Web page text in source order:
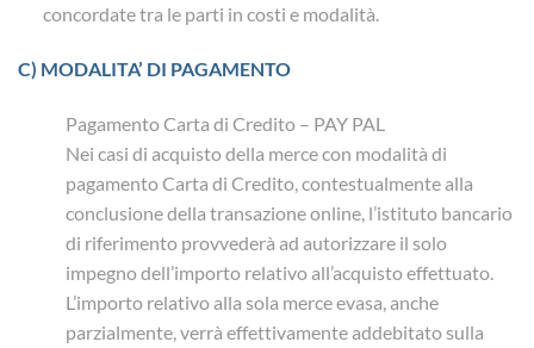
concordate tra le parti in costi e modalità.
C) MODALITA’ DI PAGAMENTO
Pagamento Carta di Credito – PAY PAL
Nei casi di acquisto della merce con modalità di
pagamento Carta di Credito, contestualmente alla
conclusione della transazione online, l’istituto bancario
di riferimento provvederà ad autorizzare il solo
impegno dell’importo relativo all’acquisto effettuato.
L’importo relativo alla sola merce evasa, anche
parzialmente, verrà effettivamente addebitato sulla